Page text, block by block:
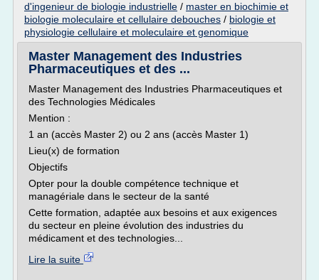
d'ingenieur de biologie industrielle / master en biochimie et
biologie moleculaire et cellulaire debouches / biologie et
physiologie cellulaire et moleculaire et genomique
Master Management des Industries
Pharmaceutiques et des ...
Master Management des Industries Pharmaceutiques et
des Technologies Médicales
Mention :
1 an (accès Master 2) ou 2 ans (accès Master 1)
Lieu(x) de formation
Objectifs
Opter pour la double compétence technique et
managériale dans le secteur de la santé
Cette formation, adaptée aux besoins et aux exigences
du secteur en pleine évolution des industries du
médicament et des technologies...
Lire la suite